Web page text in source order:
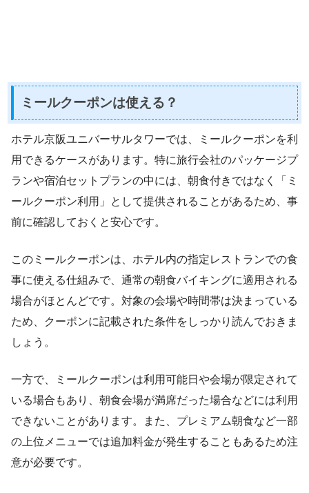
ミールクーポンは使える？
ホテル京阪ユニバーサルタワーでは、ミールクーポンを利
用できるケースがあります。特に旅行会社のパッケージプ
ランや宿泊セットプランの中には、朝食付きではなく「ミ
ールクーポン利用」として提供されることがあるため、事
前に確認しておくと安心です。
このミールクーポンは、ホテル内の指定レストランでの食
事に使える仕組みで、通常の朝食バイキングに適用される
場合がほとんどです。対象の会場や時間帯は決まっている
ため、クーポンに記載された条件をしっかり読んでおきま
しょう。
一方で、ミールクーポンは利用可能日や会場が限定されて
いる場合もあり、朝食会場が満席だった場合などには利用
できないことがあります。また、プレミアム朝食など一部
の上位メニューでは追加料金が発生することもあるため注
意が必要です。